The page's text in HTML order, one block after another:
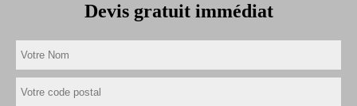
Devis gratuit immédiat